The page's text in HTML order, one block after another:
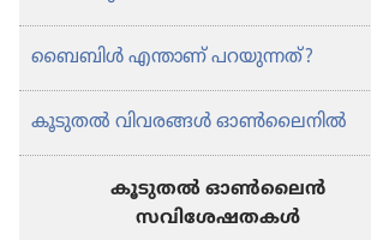
ബൈബിൾ എന്താണ്‌ പറയുന്നത്‌?
കൂടുതൽ വിവരങ്ങൾ ഓൺലൈനിൽ
കൂടുതല്‍ ഓണ്‍ലൈന്‍
സവിശേഷതകള്‍